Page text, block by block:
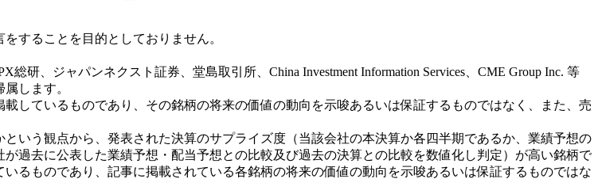
することを目的としておりません。
研、ジャパンネクスト証券、堂島取引所、China Investment Information Services、CME Group Inc. 等
します。
しているものであり、その銘柄の将来の価値の動向を示唆あるいは保証するものではなく、また、売
いう観点から、発表された決算のサプライズ度（当該会社の本決算か各四半期であるか、業績予想の
過去に公表した業績予想・配当予想との比較及び過去の決算との比較を数値化し判定）が高い銘柄で
るものであり、記事に掲載されている各銘柄の将来の価値の動向を示唆あるいは保証するものではな